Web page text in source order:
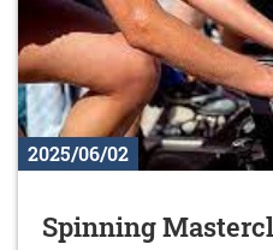
2025/06/02
Spinning